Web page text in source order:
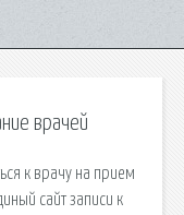
врачей
к врачу на прием
сайт записи к